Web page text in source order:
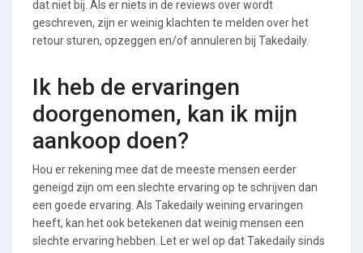
dat niet bij. Als er niets in de reviews over wordt
geschreven, zijn er weinig klachten te melden over het
retour sturen, opzeggen en/of annuleren bij Takedaily.
Ik heb de ervaringen
doorgenomen, kan ik mijn
aankoop doen?
Hou er rekening mee dat de meeste mensen eerder
geneigd zijn om een slechte ervaring op te schrijven dan
een goede ervaring. Als Takedaily weining ervaringen
heeft, kan het ook betekenen dat weinig mensen een
slechte ervaring hebben. Let er wel op dat Takedaily sinds